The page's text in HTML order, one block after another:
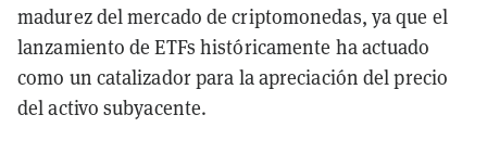
madurez del mercado de criptomonedas, ya que el
lanzamiento de ETFs históricamente ha actuado
como un catalizador para la apreciación del precio
del activo subyacente.